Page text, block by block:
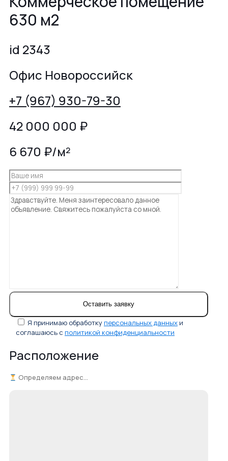
630 м2
id 2343
Офис Новороссийск
+7 (967) 930-79-30
42 000 000 ₽
6 670 ₽/м²
Я принимаю обработкуперсональных данных и
соглашаюсь с политикой конфиденциальности
Расположение
Определяем адрес...